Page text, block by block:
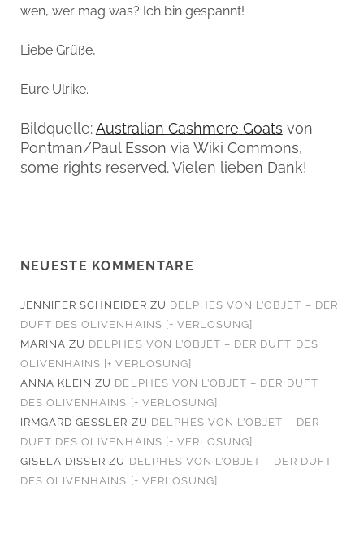
wen, wer mag was? Ich bin gespannt!
Liebe Grüße,
Eure Ulrike.
Bildquelle:Australian Cashmere Goats von
Pontman/Paul Esson via Wiki Commons,
some rights reserved. Vielen lieben Dank!
NEUESTE KOMMENTARE
JENNIFER SCHNEIDER ZU DELPHES VON L’OBJET – DER
DUFT DES OLIVENHAINS [+ VERLOSUNG]
MARINA ZU DELPHES VON L’OBJET – DER DUFT DES
OLIVENHAINS [+ VERLOSUNG]
ANNA KLEIN ZU DELPHES VON L’OBJET – DER DUFT
DES OLIVENHAINS [+ VERLOSUNG]
IRMGARD GESSLER ZU DELPHES VON L’OBJET – DER
DUFT DES OLIVENHAINS [+ VERLOSUNG]
GISELA DISSER ZU DELPHES VON L’OBJET – DER DUFT
DES OLIVENHAINS [+ VERLOSUNG]